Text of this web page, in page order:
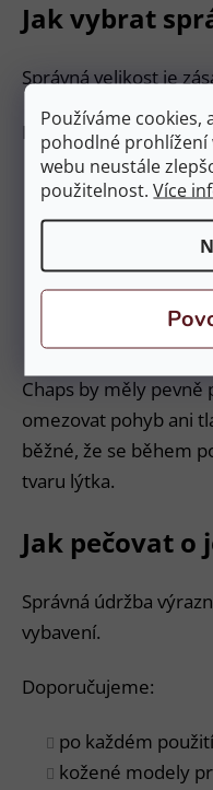
Používáme cookies,
pohodlné prohlížení
webu neustále
použitelnost.Více
Jak vybrat
Správná velikost je
Při výběru
výšku chaps,
obvod lýtka,
pružnost
způsob zapínání,
jezdeckou obuv,
Chaps by měly pevně
omezovat pohyb ani
běžné, že se během
tvaru lýtka.
Jak pečovat o
Správná údržba
vybavení.
Doporučujeme:
po každém
kožené modely